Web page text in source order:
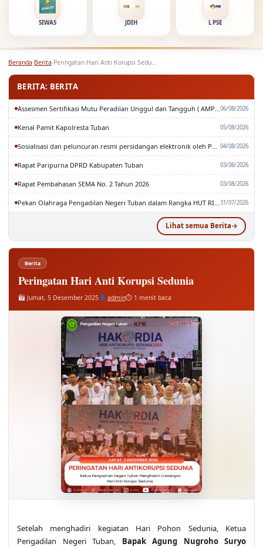
SIWAS JDIH LPSE
Beranda›Berita› Peringatan Hari Anti Korupsi Sedunia
BERITA: BERITA
06/08/2026
Kenal Pamit Kapolresta Tuban 05/08/2026
04/08/2026
Rapat Paripurna DPRD Kabupaten Tuban 03/08/2026
Rapat Pembahasan SEMA No. 2 Tahun 2026 03/08/2026
31/07/2026
Lihat semua Berita
Berita
Peringatan Hari Anti Korupsi Sedunia
Jumat, 5 Desember 2025 admin⏱ 1 menit baca
Setelah menghadiri kegiatan Hari Pohon Sedunia, Ketua
Pengadilan Negeri Tuban, Bapak Agung Nugroho Suryo